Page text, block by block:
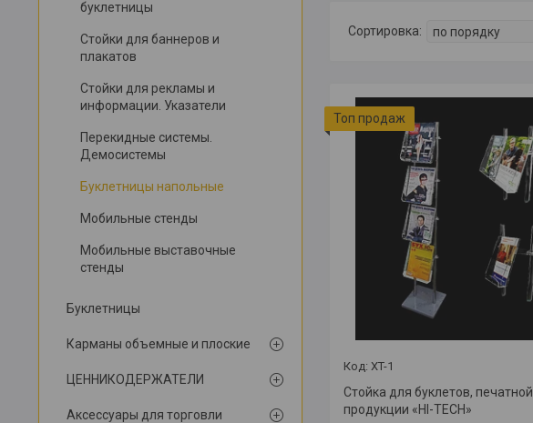
Топ продаж
XT-1
Стойка для буклетов, печатной
продукции «HI-TECH»
буклетницы
Стойки для баннеров и
плакатов
Стойки для рекламы и
информации. Указатели
Перекидные системы.
Демосистемы
Буклетницы напольные
Мобильные стенды
Мобильные выставочные
стенды
Буклетницы
Карманы объемные и плоские
ЦЕННИКОДЕРЖАТЕЛИ
Аксессуары для торговли